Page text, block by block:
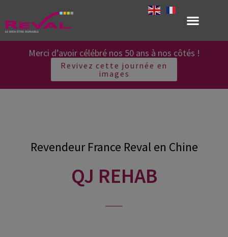
Merci d’avoir célébré nos 50 ans à nos côtés !
Revivez cette journée en
images
Revendeur France Reval en Chine
QJ REHAB